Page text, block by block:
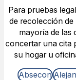
Para pruebas
de recolección
mayoría de las
concertar una cita
su hogar u
Absecon